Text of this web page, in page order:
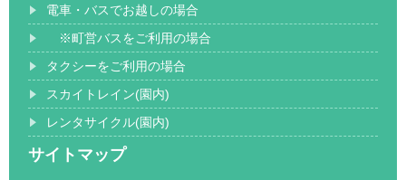
電車・バスでお越しの場合
※町営バスをご利用の場合
タクシーをご利用の場合
スカイトレイン(園内)
レンタサイクル(園内)
サイトマップ